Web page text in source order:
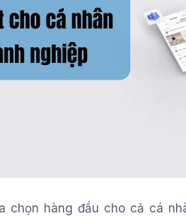
chọn hàng đầu cho cả cá